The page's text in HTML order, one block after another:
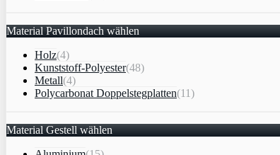
Material Pavillondach wählen
Holz(4)
Kunststoff-Polyester(48)
Metall(4)
Polycarbonat Doppelstegplatten(11)
Material Gestell wählen